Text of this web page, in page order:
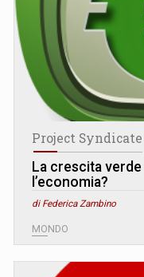
Project Syndicate
La crescita
l’economia?
di Federica Zambino
MONDO